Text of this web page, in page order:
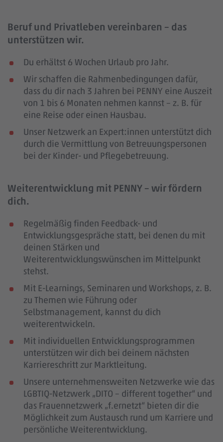
Beruf und Privatleben vereinbaren – das
unterstützen wir.
Du erhältst 6 Wochen Urlaub pro Jahr.
Wir schaffen die Rahmenbedingungen dafür,
dass du dir nach 3 Jahren bei PENNY eine Auszeit
von 1 bis 6 Monaten nehmen kannst – z. B. für
eine Reise oder einen Hausbau.
Unser Netzwerk an Expert:innen unterstützt dich
durch die Vermittlung von Betreuungspersonen
bei der Kinder- und Pflegebetreuung.
Weiterentwicklung mit PENNY – wir fördern
dich.
Regelmäßig finden Feedback- und
Entwicklungsgespräche statt, bei denen du mit
deinen Stärken und
Weiterentwicklungswünschen im Mittelpunkt
stehst.
Mit E-Learnings, Seminaren und Workshops, z. B.
zu Themen wie Führung oder
Selbstmanagement, kannst du dich
weiterentwickeln.
Mit individuellen Entwicklungsprogrammen
unterstützen wir dich bei deinem nächsten
Karriereschritt zur Marktleitung.
Unsere unternehmensweiten Netzwerke wie das
LGBTIQ-Netzwerk „DITO – different together“ und
das Frauennetzwerk „f.ernetzt“ bieten dir die
Möglichkeit zum Austausch rund um Karriere und
persönliche Weiterentwicklung.